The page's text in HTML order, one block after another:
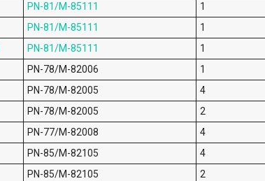
PN-81/M-85111
1
PN-81/M-85111
1
PN-81/M-85111
1
PN-78/M-82006
1
PN-78/M-82005
4
PN-78/M-82005
2
PN-77/M-82008
4
PN-85/M-82105
4
PN-85/M-82105
2